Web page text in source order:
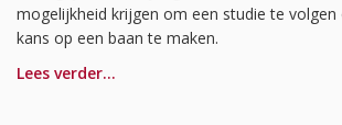
mogelijkheid krijgen om een studie te
kans op een baan te maken.
Lees verder…